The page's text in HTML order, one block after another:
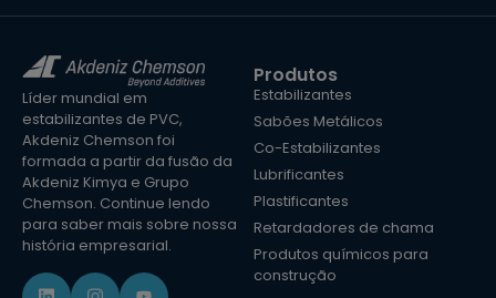
Líder mundial em
estabilizantes de PVC,
Akdeniz Chemson foi
formada a partir da fusão da
Akdeniz Kimya e Grupo
Chemson. Continue lendo
para saber mais sobre nossa
história empresarial.
Produtos
Estabilizantes
Sabões Metálicos
Co-Estabilizantes
Lubrificantes
Plastificantes
Retardadores de chama
Produtos químicos para
construção